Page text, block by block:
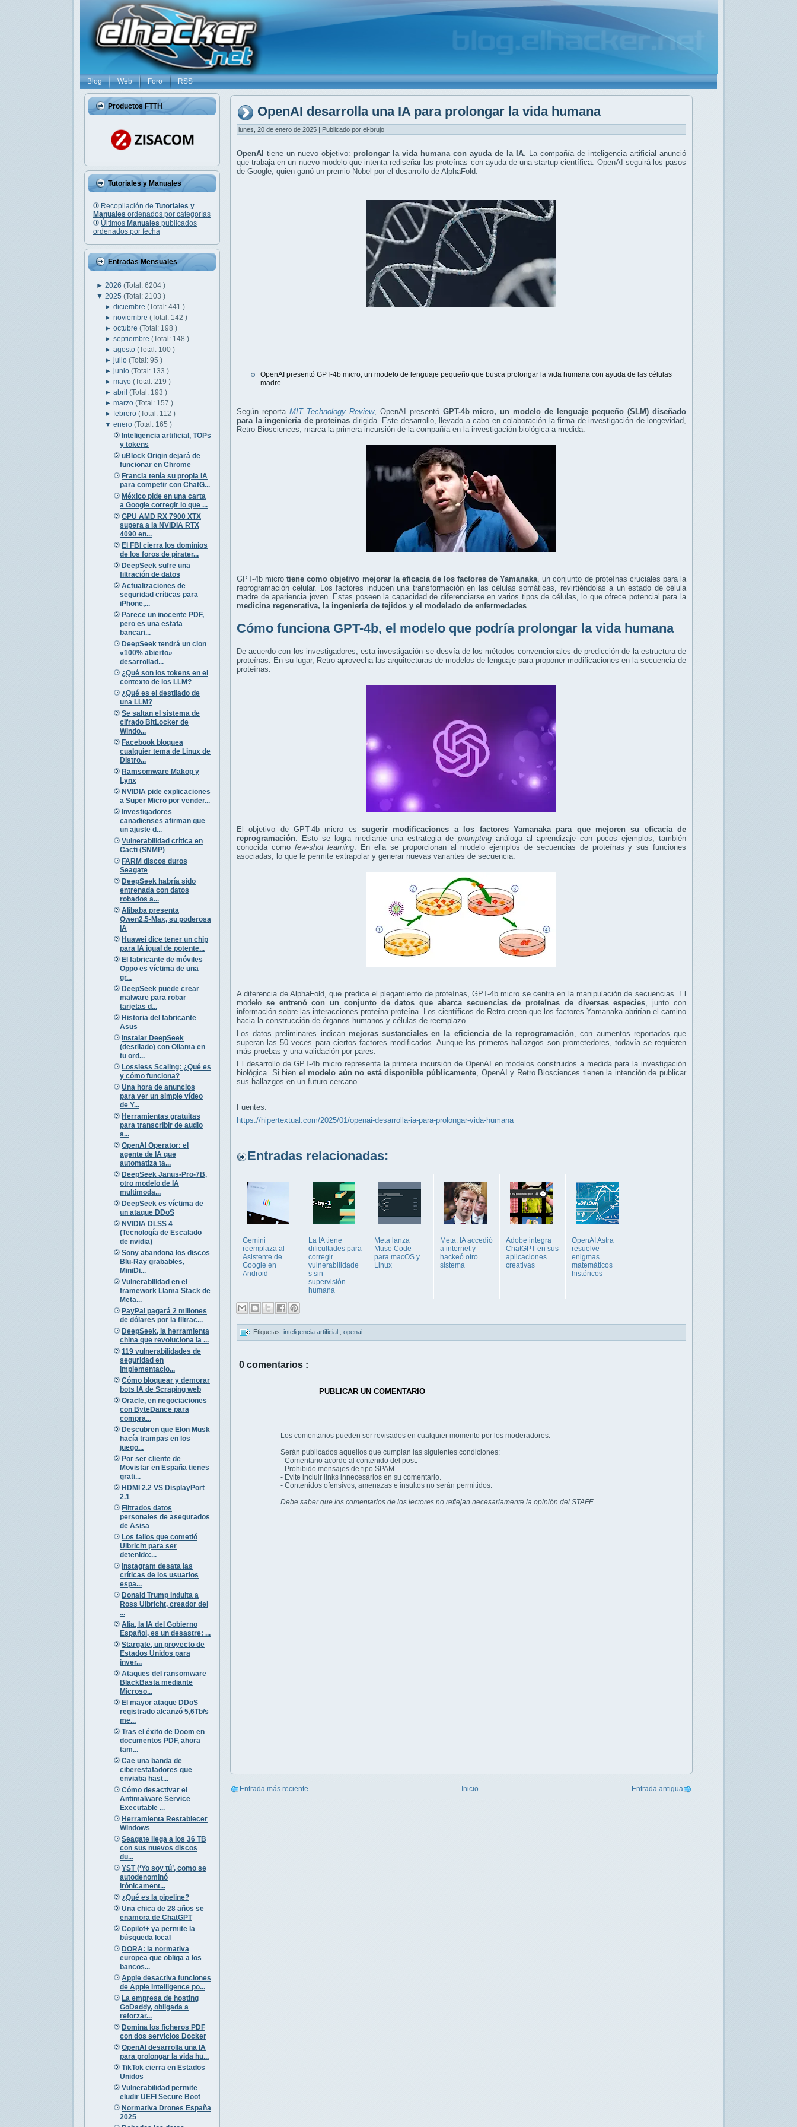
Blog Web Foro RSS
Productos FTTH
Tutoriales y Manuales
Recopilación de Tutoriales y
Manuales ordenados por categorías
Últimos Manuales publicados
ordenados por fecha
Entradas Mensuales
► 2026 (Total: 6204 )
▼ 2025 (Total: 2103 )
►diciembre(Total: 441 )
►noviembre(Total: 142 )
►octubre(Total: 198 )
►septiembre(Total: 148 )
►agosto(Total: 100 )
►julio(Total: 95 )
►junio(Total: 133 )
►mayo(Total: 219 )
►abril(Total: 193 )
►marzo(Total: 157 )
►febrero(Total: 112 )
▼enero(Total: 165 )
Inteligencia artificial, TOPs
y tokens
uBlock Origin dejará de
funcionar en Chrome
Francia tenía su propia IA
para competir con ChatG...
México pide en una carta
a Google corregir lo que ...
GPU AMD RX 7900 XTX
supera a la NVIDIA RTX
4090 en...
El FBI cierra los dominios
de los foros de pirater...
DeepSeek sufre una
filtración de datos
Actualizaciones de
seguridad críticas para
iPhone,...
Parece un inocente PDF,
pero es una estafa
bancari...
DeepSeek tendrá un clon
«100% abierto»
desarrollad...
¿Qué son los tokens en el
contexto de los LLM?
¿Qué es el destilado de
una LLM?
Se saltan el sistema de
cifrado BitLocker de
Windo...
Facebook bloquea
cualquier tema de Linux de
Distro...
Ramsomware Makop y
Lynx
NVIDIA pide explicaciones
a Super Micro por vender...
Investigadores
canadienses afirman que
un ajuste d...
Vulnerabilidad crítica en
Cacti (SNMP)
FARM discos duros
Seagate
DeepSeek habría sido
entrenada con datos
robados a...
Alibaba presenta
Qwen2.5-Max, su poderosa
IA
Huawei dice tener un chip
para IA igual de potente...
El fabricante de móviles
Oppo es víctima de una
gr...
DeepSeek puede crear
malware para robar
tarjetas d...
Historia del fabricante
Asus
Instalar DeepSeek
(destilado) con Ollama en
tu ord...
Lossless Scaling: ¿Qué es
y cómo funciona?
Una hora de anuncios
para ver un simple vídeo
de Y...
Herramientas gratuitas
para transcribir de audio
a...
OpenAI Operator: el
agente de IA que
automatiza ta...
DeepSeek Janus-Pro-7B,
otro modelo de IA
multimoda...
DeepSeek es víctima de
un ataque DDoS
NVIDIA DLSS 4
(Tecnología de Escalado
de nvidia)
Sony abandona los discos
Blu-Ray grabables,
MiniDi...
Vulnerabilidad en el
framework Llama Stack de
Meta...
PayPal pagará 2 millones
de dólares por la filtrac...
DeepSeek, la herramienta
china que revoluciona la ...
119 vulnerabilidades de
seguridad en
implementacio...
Cómo bloquear y demorar
bots IA de Scraping web
Oracle, en negociaciones
con ByteDance para
compra...
Descubren que Elon Musk
hacía trampas en los
juego...
Por ser cliente de
Movistar en España tienes
grati...
HDMI 2.2 VS DisplayPort
2.1
Filtrados datos
personales de asegurados
de Asisa
Los fallos que cometió
Ulbricht para ser
detenido:...
Instagram desata las
críticas de los usuarios
espa...
Donald Trump indulta a
Ross Ulbricht, creador del
...
Alia, la IA del Gobierno
Español, es un desastre: ...
Stargate, un proyecto de
Estados Unidos para
inver...
Ataques del ransomware
BlackBasta mediante
Microso...
El mayor ataque DDoS
registrado alcanzó 5,6Tb/s
me...
Tras el éxito de Doom en
documentos PDF, ahora
tam...
Cae una banda de
ciberestafadores que
enviaba hast...
Cómo desactivar el
Antimalware Service
Executable ...
Herramienta Restablecer
Windows
Seagate llega a los 36 TB
con sus nuevos discos
du...
YST (‘Yo soy tú’, como se
autodenominó
irónicament...
¿Qué es la pipeline?
Una chica de 28 años se
enamora de ChatGPT
Copilot+ ya permite la
búsqueda local
DORA: la normativa
europea que obliga a los
bancos...
Apple desactiva funciones
de Apple Intelligence po...
La empresa de hosting
GoDaddy, obligada a
reforzar...
Domina los ficheros PDF
con dos servicios Docker
OpenAI desarrolla una IA
para prolongar la vida hu...
TikTok cierra en Estados
Unidos
Vulnerabilidad permite
eludir UEFI Secure Boot
Normativa Drones España
2025
OpenAI desarrolla una IA para prolongar la vida humana
lunes, 20 de enero de 2025 | Publicado por el-brujo
OpenAI tiene un nuevo objetivo: prolongar la vida humana con ayuda de la IA . La compañía de inteligencia artificial anunció
que trabaja en un nuevo modelo que intenta rediseñar las proteínas con ayuda de una startup científica. OpenAI seguirá los pasos
de Google, quien ganó un premio Nobel por el desarrollo de AlphaFold.
OpenAI presentó GPT-4b micro, un modelo de lenguaje pequeño que busca prolongar la vida humana con ayuda de las células
madre.
Según reporta MIT Technology Review, OpenAI presentó GPT-4b micro, un modelo de lenguaje pequeño (SLM) diseñado
para la ingeniería de proteínas dirigida. Este desarrollo, llevado a cabo en colaboración la firma de investigación de longevidad,
Retro Biosciences, marca la primera incursión de la compañía en la investigación biológica a medida.
GPT-4b microtiene como objetivo mejorar la eficacia de los factores de Yamanaka , un conjunto de proteínas cruciales para la
reprogramación celular. Los factores inducen una transformación en las células somáticas, revirtiéndolas a un estado de célula
madre de apariencia joven. Estas poseen la capacidad de diferenciarse en varios tipos de células, lo que ofrece potencial para la
medicina regenerativa, la ingeniería de tejidos y el modelado de enfermedades
Cómo funciona GPT-4b, el modelo que podría prolongar la vida humana
De acuerdo con los investigadores, esta investigación se desvía de los métodos convencionales de predicción de la estructura de
proteínas. En su lugar, Retro aprovecha las arquitecturas de modelos de lenguaje para proponer modificaciones en la secuencia de
proteínas.
El objetivo de GPT-4b micro essugerir modificaciones a los factores Yamanaka para que mejoren su eficacia de
reprogramación. Esto se logra mediante una estrategia de prompting análoga al aprendizaje con pocos ejemplos, también
conocida como few-shot learning. En ella se proporcionan al modelo ejemplos de secuencias de proteínas y sus funciones
asociadas, lo que le permite extrapolar y generar nuevas variantes de secuencia.
A diferencia de AlphaFold, que predice el plegamiento de proteínas, GPT-4b micro se centra en la manipulación de secuencias. El
modelo se entrenó con un conjunto de datos que abarca secuencias de proteínas de diversas especies, junto con
información sobre las interacciones proteína-proteína. Los científicos de Retro creen que los factores Yamanaka abrirían el camino
hacia la construcción de órganos humanos y células de reemplazo.
Los datos preliminares indican mejoras sustanciales en la eficiencia de la reprogramación , con aumentos reportados que
superan las 50 veces para ciertos factores modificados. Aunque los primeros hallazgos son prometedores, todavía se requieren
más pruebas y una validación por pares.
El desarrollo de GPT-4b micro representa la primera incursión de OpenAI en modelos construidos a medida para la investigación
biológica. Si bien el modelo aún no está disponible públicamente, OpenAI y Retro Biosciences tienen la intención de publicar
sus hallazgos en un futuro cercano.
Fuentes:
https://hipertextual.com/2025/01/openai-desarrolla-ia-para-prolongar-vida-humana
Entradas relacionadas:
Gemini
reemplaza al
Asistente de
Google en
Android
La IA tiene
dificultades para
corregir
vulnerabilidade
s sin
supervisión
humana
Meta lanza
Muse Code
para macOS y
Linux
Meta: IA accedió
a internet y
hackeó otro
sistema
Adobe integra
ChatGPT en sus
aplicaciones
creativas
OpenAI Astra
resuelve
enigmas
matemáticos
históricos
Etiquetas: inteligencia artificial openai
0 comentarios :
PUBLICAR UN COMENTARIO
Los comentarios pueden ser revisados en cualquier momento por los moderadores.
Serán publicados aquellos que cumplan las siguientes condiciones:
- Comentario acorde al contenido del post.
- Prohibido mensajes de tipo SPAM.
- Evite incluir links innecesarios en su comentario.
- Contenidos ofensivos, amenazas e insultos no serán permitidos.
Debe saber que los comentarios de los lectores no reflejan necesariamente la opinión del STAFF.
Entrada más reciente Entrada antigua
Inicio